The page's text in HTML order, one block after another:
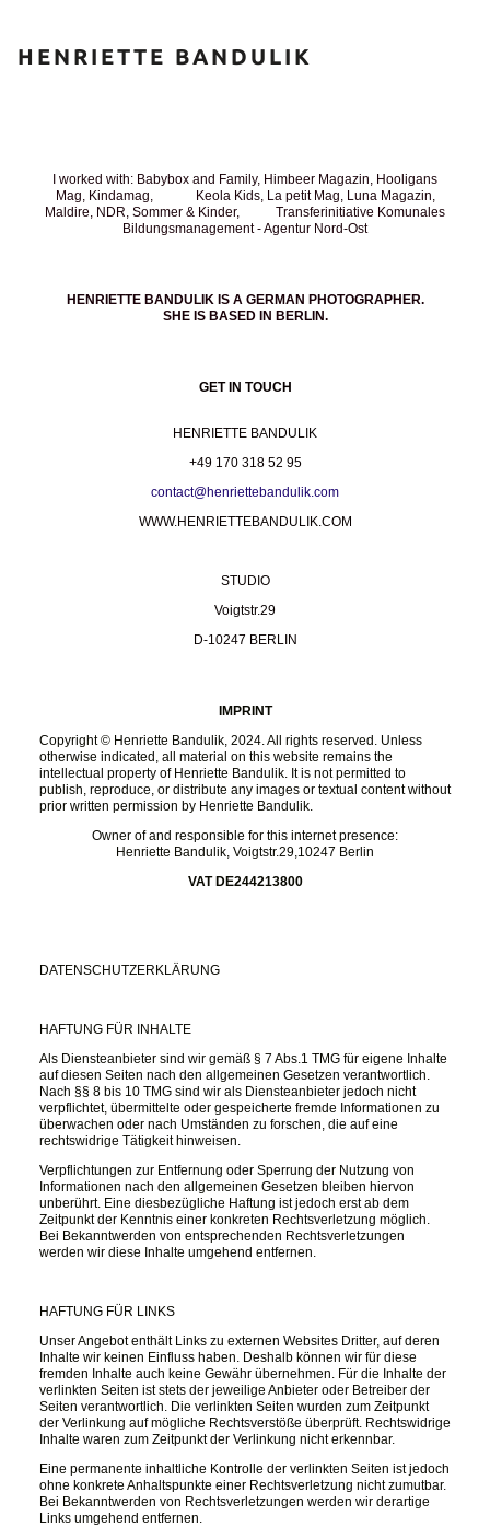
HENRIETTE BANDULIK
I worked with: Babybox and Family, Himbeer Magazin, Hooligans
Mag, Kindamag, Keola Kids, La petit Mag, Luna Magazin,
Maldire, NDR, Sommer & Kinder, Transferinitiative Komunales
Bildungsmanagement - Agentur Nord-Ost
HENRIETTE BANDULIK IS A GERMAN PHOTOGRAPHER.
SHE IS BASED IN BERLIN.
GET IN TOUCH
HENRIETTE BANDULIK
+49 170 318 52 95
contact@henriettebandulik.com
WWW.HENRIETTEBANDULIK.COM
STUDIO
Voigtstr.29
D-10247 BERLIN
IMPRINT
Copyright © Henriette Bandulik, 2024. All rights reserved. Unless
otherwise indicated, all material on this website remains the
intellectual property of Henriette Bandulik. It is not permitted to
publish, reproduce, or distribute any images or textual content without
prior written permission by Henriette Bandulik.
Owner of and responsible for this internet presence:
Henriette Bandulik, Voigtstr.29,10247 Berlin
VAT DE244213800
DATENSCHUTZERKLÄRUNG
HAFTUNG FÜR INHALTE
Als Diensteanbieter sind wir gemäß § 7 Abs.1 TMG für eigene Inhalte
auf diesen Seiten nach den allgemeinen Gesetzen verantwortlich.
Nach §§ 8 bis 10 TMG sind wir als Diensteanbieter jedoch nicht
verpflichtet, übermittelte oder gespeicherte fremde Informationen zu
überwachen oder nach Umständen zu forschen, die auf eine
rechtswidrige Tätigkeit hinweisen.
Verpflichtungen zur Entfernung oder Sperrung der Nutzung von
Informationen nach den allgemeinen Gesetzen bleiben hiervon
unberührt. Eine diesbezügliche Haftung ist jedoch erst ab dem
Zeitpunkt der Kenntnis einer konkreten Rechtsverletzung möglich.
Bei Bekanntwerden von entsprechenden Rechtsverletzungen
werden wir diese Inhalte umgehend entfernen.
HAFTUNG FÜR LINKS
Unser Angebot enthält Links zu externen Websites Dritter, auf deren
Inhalte wir keinen Einfluss haben. Deshalb können wir für diese
fremden Inhalte auch keine Gewähr übernehmen. Für die Inhalte der
verlinkten Seiten ist stets der jeweilige Anbieter oder Betreiber der
Seiten verantwortlich. Die verlinkten Seiten wurden zum Zeitpunkt
der Verlinkung auf mögliche Rechtsverstöße überprüft. Rechtswidrige
Inhalte waren zum Zeitpunkt der Verlinkung nicht erkennbar.
Eine permanente inhaltliche Kontrolle der verlinkten Seiten ist jedoch
ohne konkrete Anhaltspunkte einer Rechtsverletzung nicht zumutbar.
Bei Bekanntwerden von Rechtsverletzungen werden wir derartige
Links umgehend entfernen.